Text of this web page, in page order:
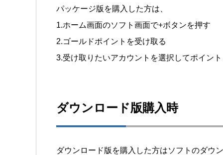
パッケージ版を購入した方は、
1.ホーム画面のソフト画面で+ボタンを押す
2.ゴールドポイントを受け取る
3.受け取りたいアカウントを選択してポイン
ダウンロード版購入時
ダウンロード版を購入した方はソフトのダウ